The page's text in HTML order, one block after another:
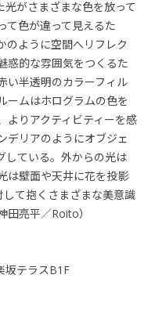
がさまざまな色を放って
て色が違って見えるた
のように空間へリフレク
惑的な雰囲気をつくるた
い半透明のカラーフィル
ームはホログラムの色を
よりアクティビティーを感
デリアのようにオブジェ
している。外からの光は
は壁面や天井に花を投影
して抱くさまざまな美意識
田亮平／Roito）
坂テラスB1F